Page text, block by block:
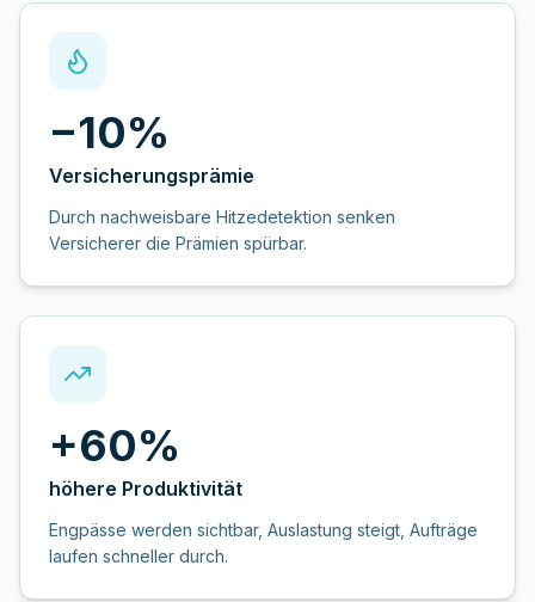
−10%
Versicherungsprämie
Durch nachweisbare Hitzedetektion senken
Versicherer die Prämien spürbar.
+60%
höhere Produktivität
Engpässe werden sichtbar, Auslastung steigt, Aufträge
laufen schneller durch.